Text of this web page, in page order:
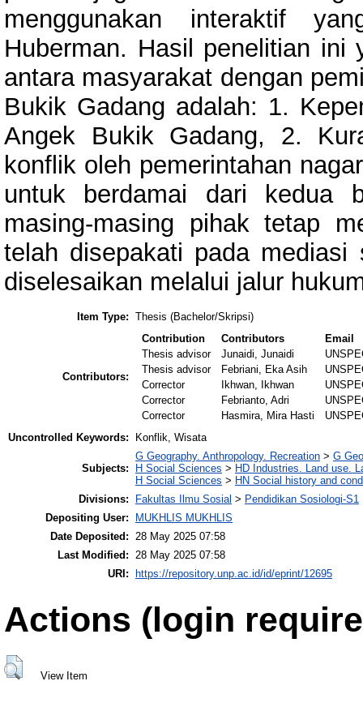
menggunakan interaktif
Huberman. Hasil penelitian ini
antara masyarakat dengan
Bukik Gadang adalah: 1.
Angek Bukik Gadang, 2.
konflik oleh pemerintahan
untuk berdamai dari kedua
masing-masing pihak tetap
telah disepakati pada
diselesaikan melalui jalur
Item Type: Thesis (Bachelor/Skripsi)
Contributors:
Contribution Contributors
Email
Thesis advisor
Junaidi, Junaidi
Thesis advisor
Febriani, Eka Asih
Corrector
Ikhwan, Ikhwan
Corrector
Febrianto, Adri
Corrector
Hasmira, Mira Hasti
Uncontrolled Keywords:
Konflik, Wisata
Subjects:
G Geography. Anthropology. Recreation > G
H Social Sciences > HD Industries. Land use.
H Social Sciences > HN Social history and
Divisions:
Fakultas Ilmu Sosial > Pendidikan Sosiologi-S1
Depositing User:
MUKHLIS MUKHLIS
Date Deposited: 28 May 2025 07:58
Last Modified: 28 May 2025 07:58
URI:
https://repository.unp.ac.id/id/eprint/12695
Actions (login
View Item